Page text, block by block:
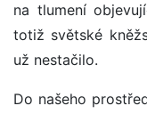
na tlumení
totiž světské
už nestačilo.
Do našeho